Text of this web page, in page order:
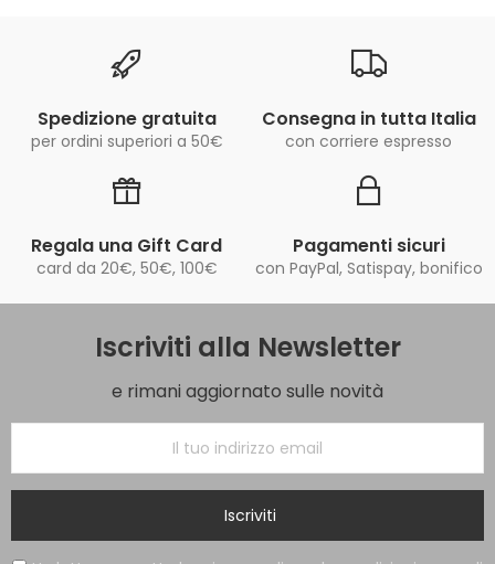
Spedizione gratuita
per ordini superiori a 50€
Consegna in tutta Italia
con corriere espresso
Regala una Gift Card
card da 20€, 50€, 100€
Pagamenti sicuri
con PayPal, Satispay, bonifico
Iscriviti alla Newsletter
e rimani aggiornato sulle novità
Iscriviti